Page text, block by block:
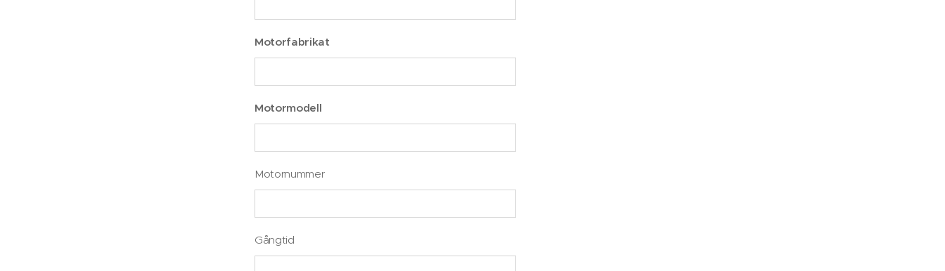
Motorfabrikat
Motormodell
Motornummer
Gångtid